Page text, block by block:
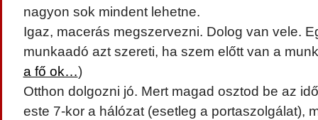
nagyon sok mindent lehetne.
Igaz, macerás megszervezni. Dolog van vele.
munkaadó azt szereti, ha szem előtt van a
a fő ok…)
Otthon dolgozni jó. Mert magad osztod be az
este 7-kor a hálózat (esetleg a portaszolgálat),